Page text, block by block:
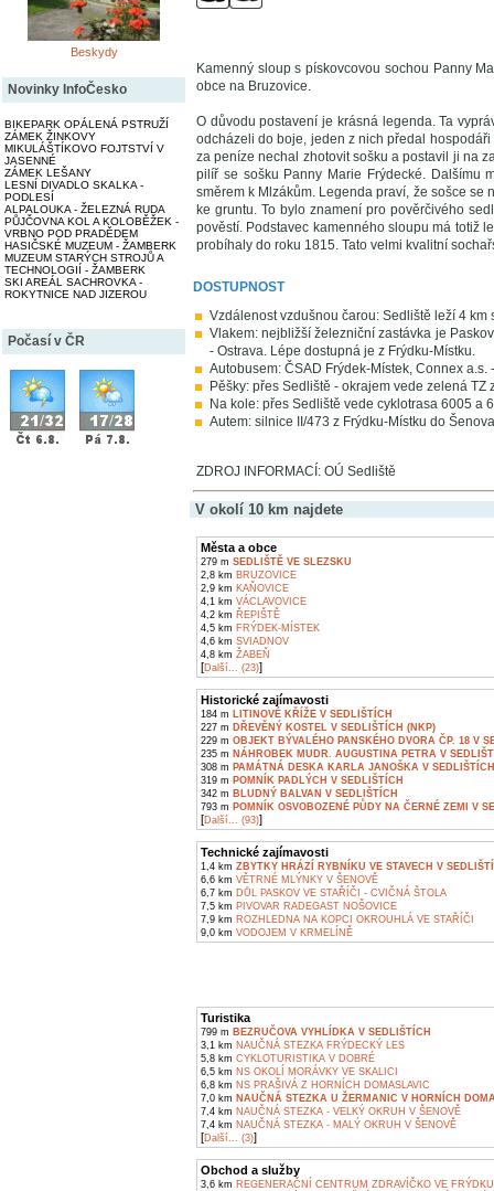
Beskydy
Novinky InfoČesko
BIKEPARK OPÁLENÁ PSTRUŽÍ
ZÁMEK ŽINKOVY
MIKULÁŠTÍKOVO FOJTSTVÍ V
JASENNÉ
ZÁMEK LEŠANY
LESNÍ DIVADLO SKALKA -
PODLESÍ
ALPALOUKA - ŽELEZNÁ RUDA
PŮJČOVNA KOL A KOLOBĚŽEK -
VRBNO POD PRADĚDEM
HASIČSKÉ MUZEUM - ŽAMBERK
MUZEUM STARÝCH STROJŮ A
TECHNOLOGIÍ - ŽAMBERK
SKI AREÁL SACHROVKA -
ROKYTNICE NAD JIZEROU
Počasí v ČR
Kamenný sloup s pískovcovou sochou Panny
obce na Bruzovice.
O důvodu postavení je krásná legenda. Ta
odcházeli do boje, jeden z nich předal
za peníze nechal zhotovit sošku a postavil ji na
pilíř se sošku Panny Marie Frýdecké. Dalšímu
směrem k Mlzákům. Legenda praví, že sošce
ke gruntu. To bylo znamení pro pověrčivého
pověstí. Podstavec kamenného sloupu má totiž
probíhaly do roku 1815. Tato velmi kvalitní
DOSTUPNOST
Vzdálenost vzdušnou čarou: Sedliště leží 4 km
Vlakem: nejbližší železniční zastávka je
- Ostrava. Lépe dostupná je z Frýdku-Místku.
Autobusem: ČSAD Frýdek-Místek, Connex a.s.
Pěšky: přes Sedliště - okrajem vede zelená TZ
Na kole: přes Sedliště vede cyklotrasa 6005 a
Autem: silnice II/473 z Frýdku-Místku do
ZDROJ INFORMACÍ: OÚ Sedliště
V okolí 10 km najdete
Města a obce
279 m SEDLIŠTĚ VE SLEZSKU
2,8 km BRUZOVICE
2,9 km KAŇOVICE
4,1 km VÁCLAVOVICE
4,2 km ŘEPIŠTĚ
4,5 km FRÝDEK-MÍSTEK
4,6 km SVIADNOV
4,8 km ŽABEŇ
[Další... (23)]
Historické zajímavosti
184 m LITINOVÉ KŘÍŽE V SEDLIŠTÍCH
227 m DŘEVĚNÝ KOSTEL V SEDLIŠTÍCH (NKP)
229 m OBJEKT BÝVALÉHO PANSKÉHO DVORA ČP. 18 V
235 m NÁHROBEK MUDR. AUGUSTINA PETRA V
308 m PAMÁTNÁ DESKA KARLA JANOŠKA V SEDLIŠTÍCH
319 m POMNÍK PADLÝCH V SEDLIŠTÍCH
342 m BLUDNÝ BALVAN V SEDLIŠTÍCH
793 m POMNÍK OSVOBOZENÉ PŮDY NA ČERNÉ ZEMI V
[Další... (93)]
Technické zajímavosti
1,4 km ZBYTKY HRÁZÍ RYBNÍKU VE STAVECH V
6,6 km VĚTRNÉ MLÝNKY V ŠENOVĚ
6,7 km DŮL PASKOV VE STAŘÍČI - CVIČNÁ ŠTOLA
7,5 km PIVOVAR RADEGAST NOŠOVICE
7,9 km ROZHLEDNA NA KOPCI OKROUHLÁ VE STAŘÍČI
9,0 km VODOJEM V KRMELÍNĚ
Turistika
799 m BEZRUČOVA VYHLÍDKA V SEDLIŠTÍCH
3,1 km NAUČNÁ STEZKA FRÝDECKÝ LES
5,8 km CYKLOTURISTIKA V DOBRÉ
6,5 km NS OKOLÍ MORÁVKY VE SKALICI
6,8 km NS PRAŠIVÁ Z HORNÍCH DOMASLAVIC
7,0 km NAUČNÁ STEZKA U ŽERMANIC V HORNÍCH
7,4 km NAUČNÁ STEZKA - VELKÝ OKRUH V ŠENOVĚ
7,4 km NAUČNÁ STEZKA - MALÝ OKRUH V ŠENOVĚ
[Další... (3)]
Obchod a služby
3,6 km REGENERAČNÍ CENTRUM ZDRAVÍČKO VE